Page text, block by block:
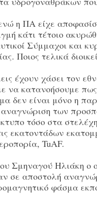
η ΠΑ είχε
κάτι τέτοιο
Σύμμαχοι και
Ποιος τελικά
έχουν χάσει τον
κατανοήσουμε πως
δεν είναι μόνο η
των
τόσο στα
εκατοντάδων
TuAF.
Σμηναγού Ηλιάκη ο
σε αποστολή
φάσμα